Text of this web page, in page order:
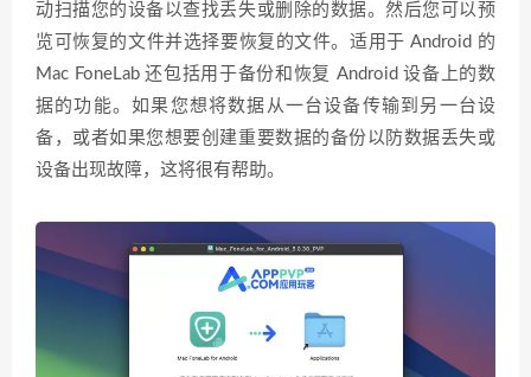
动扫描您的设备以查找丢失或删除的数据。然后您可以预
览可恢复的文件并选择要恢复的文件。适用于 Android 的
Mac FoneLab 还包括用于备份和恢复 Android 设备上的数
据的功能。如果您想将数据从一台设备传输到另一台设
备，或者如果您想要创建重要数据的备份以防数据丢失或
设备出现故障，这将很有帮助。